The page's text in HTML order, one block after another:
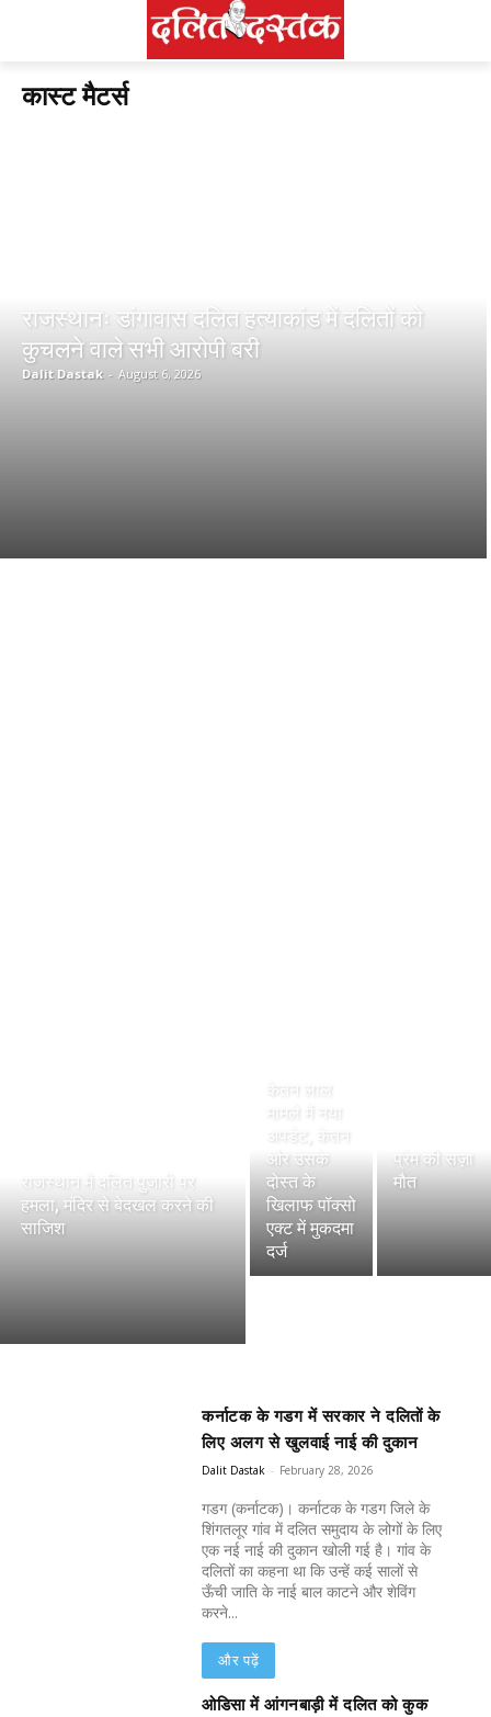
कास्ट मैटर्स
राजस्थानः डांगावास दलित हत्याकांड में दलितों को
कुचलने वाले सभी आरोपी बरी
Dalit Dastak - August 6, 2026
राजस्थान में दलित पुजारी पर
हमला, मंदिर से बेदखल करने की
साजिश
केतन लाल
मामले में नया
अपडेट, केतन
और उसके
दोस्त के
खिलाफ पॉक्सो
एक्ट में मुकदमा
दर्ज
प्रेम की सज़ा
मौत
कर्नाटक के गडग में सरकार ने दलितों के
लिए अलग से खुलवाई नाई की दुकान
Dalit Dastak - February 28, 2026
गडग (कर्नाटक)। कर्नाटक के गडग जिले के
शिंगतलूर गांव में दलित समुदाय के लोगों के लिए
एक नई नाई की दुकान खोली गई है। गांव के
दलितों का कहना था कि उन्हें कई सालों से
ऊँची जाति के नाई बाल काटने और शेविंग
करने...
और पढ़ें
ओडिसा में आंगनबाड़ी में दलित को कुक